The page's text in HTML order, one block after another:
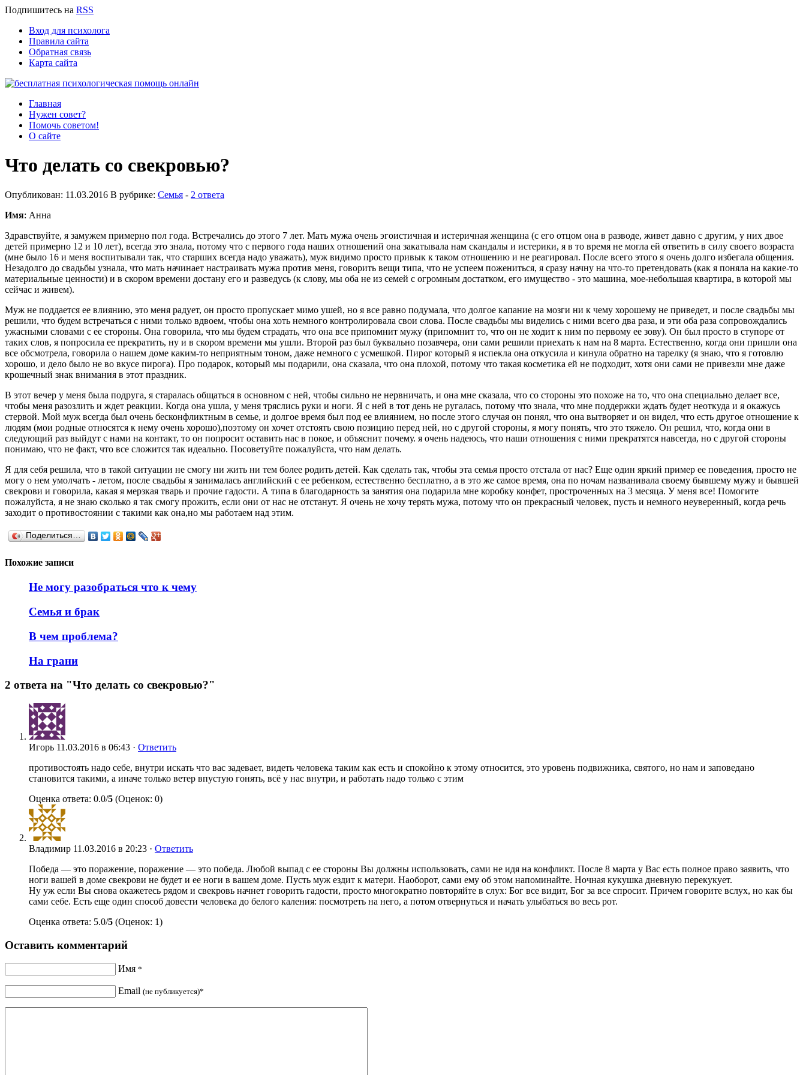
Подпишитесь на RSS
Вход для психолога
Правила сайта
Обратная связь
Карта сайта
Главная
Нужен совет?
Помочь советом!
О сайте
Что делать со свекровью?
Опубликован: 11.03.2016 В рубрике: Семья - 2 ответа
Имя: Анна
Здравствуйте, я замужем примерно пол года. Встречались до этого 7 лет. Мать мужа очень эгоистичная и истеричная женщина (с его отцом она в разводе, живет давно с другим, у них двое
детей примерно 12 и 10 лет), всегда это знала, потому что с первого года наших отношений она закатывала нам скандалы и истерики, я в то время не могла ей ответить в силу своего возраста
(мне было 16 и меня воспитывали так, что старших всегда надо уважать), муж видимо просто привык к таком отношению и не реагировал. После всего этого я очень долго избегала общения.
Незадолго до свадьбы узнала, что мать начинает настраивать мужа против меня, говорить вещи типа, что не успеем пожениться, я сразу начну на что-то претендовать (как я поняла на какие-то
материальные ценности) и в скором времени достану его и разведусь (к слову, мы оба не из семей с огромным достатком, его имущество - это машина, мое-небольшая квартира, в которой мы
сейчас и живем).
Муж не поддается ее влиянию, это меня радует, он просто пропускает мимо ушей, но я все равно подумала, что долгое капание на мозги ни к чему хорошему не приведет, и после свадьбы мы
решили, что будем встречаться с ними только вдвоем, чтобы она хоть немного контролировала свои слова. После свадьбы мы виделись с ними всего два раза, и эти оба раза сопровождались
ужасными словами с ее стороны. Она говорила, что мы будем страдать, что она все припомнит мужу (припомнит то, что он не ходит к ним по первому ее зову). Он был просто в ступоре от
таких слов, я попросила ее прекратить, ну и в скором времени мы ушли. Второй раз был буквально позавчера, они сами решили приехать к нам на 8 марта. Естественно, когда они пришли она
все обсмотрела, говорила о нашем доме каким-то неприятным тоном, даже немного с усмешкой. Пирог который я испекла она откусила и кинула обратно на тарелку (я знаю, что я готовлю
хорошо, и дело было не во вкусе пирога). Про подарок, который мы подарили, она сказала, что она плохой, потому что такая косметика ей не подходит, хотя они сами не привезли мне даже
крошечный знак внимания в этот праздник.
В этот вечер у меня была подруга, я старалась общаться в основном с ней, чтобы сильно не нервничать, и она мне сказала, что со стороны это похоже на то, что она специально делает все,
чтобы меня разозлить и ждет реакции. Когда она ушла, у меня тряслись руки и ноги. Я с ней в тот день не ругалась, потому что знала, что мне поддержки ждать будет неоткуда и я окажусь
стервой. Мой муж всегда был очень бесконфликтным в семье, и долгое время был под ее влиянием, но после этого случая он понял, что она вытворяет и он видел, что есть другое отношение к
людям (мои родные относятся к нему очень хорошо),поэтому он хочет отстоять свою позицию перед ней, но с другой стороны, я могу понять, что это тяжело. Он решил, что, когда они в
следующий раз выйдут с нами на контакт, то он попросит оставить нас в покое, и объяснит почему. я очень надеюсь, что наши отношения с ними прекратятся навсегда, но с другой стороны
понимаю, что не факт, что все сложится так идеально. Посоветуйте пожалуйста, что нам делать.
Я для себя решила, что в такой ситуации не смогу ни жить ни тем более родить детей. Как сделать так, чтобы эта семья просто отстала от нас? Еще один яркий пример ее поведения, просто не
могу о нем умолчать - летом, после свадьбы я занималась английский с ее ребенком, естественно бесплатно, а в это же самое время, она по ночам названивала своему бывшему мужу и бывшей
свекрови и говорила, какая я мерзкая тварь и прочие гадости. А типа в благодарность за занятия она подарила мне коробку конфет, простроченных на 3 месяца. У меня все! Помогите
пожалуйста, я не знаю сколько я так смогу прожить, если они от нас не отстанут. Я очень не хочу терять мужа, потому что он прекрасный человек, пусть и немного неуверенный, когда речь
заходит о противостоянии с такими как она,но мы работаем над этим.
Поделиться…
Похожие записи
Не могу разобраться что к чему
Семья и брак
В чем проблема?
На грани
2 ответа на "Что делать со свекровью?"
Игорь 11.03.2016 в 06:43 · Ответить
противостоять надо себе, внутри искать что вас задевает, видеть человека таким как есть и спокойно к этому относится, это уровень подвижника, святого, но нам и заповедано
становится такими, а иначе только ветер впустую гонять, всё у нас внутри, и работать надо только с этим
Оценка ответа: 0.0/5 (Оценок: 0)
Владимир 11.03.2016 в 20:23 · Ответить
Победа — это поражение, поражение — это победа. Любой выпад с ее стороны Вы должны использовать, сами не идя на конфликт. После 8 марта у Вас есть полное право заявить, что
ноги вашей в доме свекрови не будет и ее ноги в вашем доме. Пусть муж ездит к матери. Наоборот, сами ему об этом напоминайте. Ночная кукушка дневную перекукует.
Ну уж если Вы снова окажетесь рядом и свекровь начнет говорить гадости, просто многократно повторяйте в слух: Бог все видит, Бог за все спросит. Причем говорите вслух, но как бы
сами себе. Есть еще один способ довести человека до белого каления: посмотреть на него, а потом отвернуться и начать улыбаться во весь рот.
Оценка ответа: 5.0/5 (Оценок: 1)
Оставить комментарий
Имя *
Email (не публикуется)*